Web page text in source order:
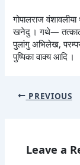
गोपालराज
खनेदु । गथे—
पुलांगु अभिलेख,
पुष्पिका वाक्य आदि ।
PREVIOUS
Leave a